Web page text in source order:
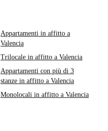
Appartamenti in affitto a
Valencia
Trilocale in affitto a Valencia
Appartamenti con più di 3
stanze in affitto a Valencia
Monolocali in affitto a Valencia